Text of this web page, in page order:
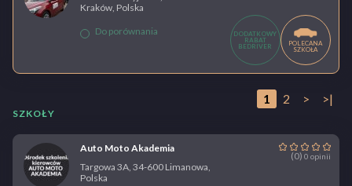
Kraków, Polska
Do porównania
DODATKOWY
RABAT
BEDRIVER
POLECANA
SZKOŁA
1 2 > >|
SZKOŁY
Auto Moto Akademia
(0) 0 opinii
Targowa 3A, 34-600 Limanowa,
Polska